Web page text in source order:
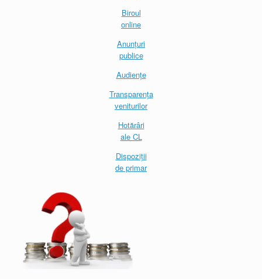
Biroul
online
Anunțuri
publice
Audiențe
Transparența
veniturilor
Hotărâri
ale CL
Dispoziții
de primar